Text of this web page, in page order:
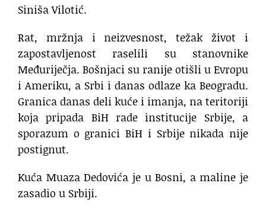
Siniša Vilotić.
Rat, mržnja i neizvesnost, težak život i
zapostavljenost raselili su stanovnike
Međuriječja. Bošnjaci su ranije otišli u Evropu
i Ameriku, a Srbi i danas odlaze ka Beogradu.
Granica danas deli kuće i imanja, na teritoriji
koja pripada BiH rade institucije Srbije, a
sporazum o granici BiH i Srbije nikada nije
postignut.
Kuća Muaza Dedovića je u Bosni, a maline je
zasadio u Srbiji.